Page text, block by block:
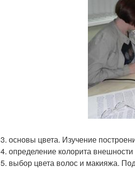
3. основы цвета. Изучение
4. определение колорита внешности
5. выбор цвета волос и макияжа.